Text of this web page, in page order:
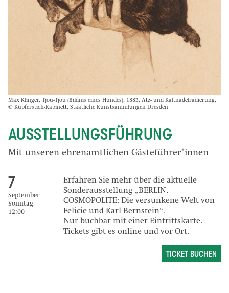
Max Klinger, Tjou-Tjou (Bildnis eines Hundes), 1883, Ätz- und Kaltnadelradierung,
© Kupferstich-Kabinett, Staatliche Kunstsammlungen Dresden
AUSSTELLUNGSFÜHRUNG
Mit unseren ehrenamtlichen Gästeführer*innen
Erfahren Sie mehr über die aktuelle
Sonderausstellung „BERLIN.
COSMOPOLITE: Die versunkene Welt von
Felicie und Karl Bernstein“.
Nur buchbar mit einer Eintrittskarte.
Tickets gibt es online und vor Ort.
7
September
Sonntag
12:00
TICKET BUCHEN